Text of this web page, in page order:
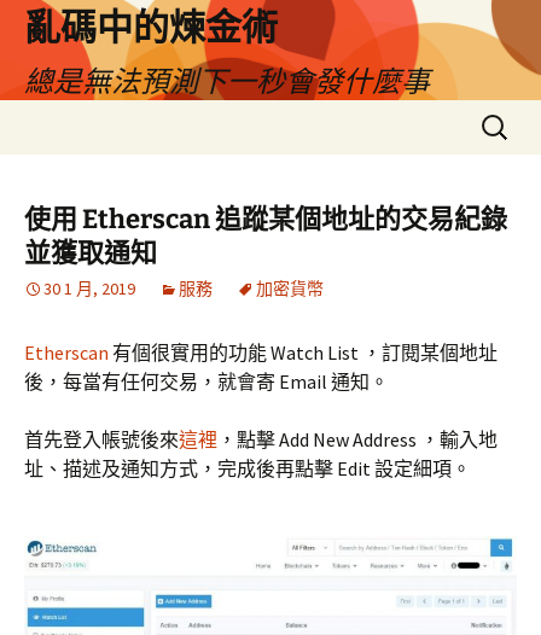
亂碼中的煉金術
總是無法預測下一秒會發什麼事
搜
尋
鍵
字:
使用 Etherscan 追蹤某個地址的交易紀錄
並獲取通知
30 1 月, 2019 服務 加密貨幣
Etherscan 有個很實用的功能 Watch List ，訂閱某個地址
後，每當有任何交易，就會寄 Email 通知。
首先登入帳號後來這裡 ，點擊 Add New Address ，輸入地
址、描述及通知方式，完成後再點擊 Edit 設定細項。